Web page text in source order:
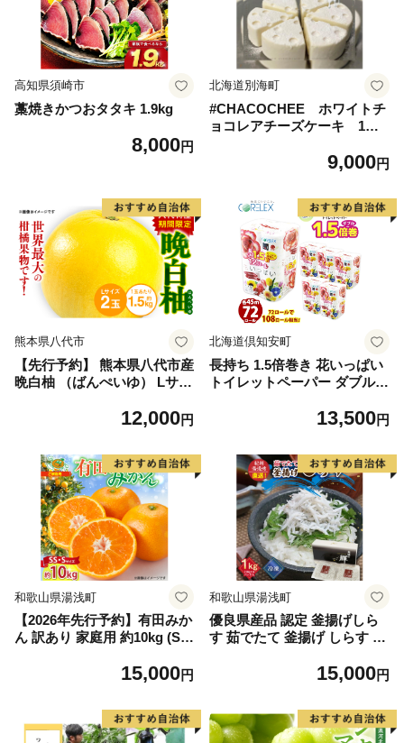
高知県須崎市
藁焼きかつおタタキ 1.9kg
8,000円
北海道別海町
#CHACOCHEE ホワイトチ
ョコレアチーズケーキ 1ホ
海町,チーズ,ちーず,チーズケ
9,000円
熊本県八代市
【先行予約】 熊本県八代市産
晩白柚 （ばんぺいゆ） Lサイ
もの フルーツ おやつ 特産 熊
12,000円
北海道倶知安町
長持ち 1.5倍巻き 花いっぱい
トイレットペーパー ダブル 4
プリント ハーブ 香り付き 日
品 備蓄 送料無料 北海道 倶知
安町 日用品
13,500円
和歌山県湯浅町
【2026年先行予約】有田みか
ん 訳あり 家庭用 約10kg (S
ん フルーツ 柑橘 果物 果実
6098
15,000円
和歌山県湯浅町
優良県産品 認定 釜揚げしら
す 茹でたて 釜揚げ しらす 無
国産 海の幸 海鮮 魚介 紀州湯
無料_C6035n
15,000円